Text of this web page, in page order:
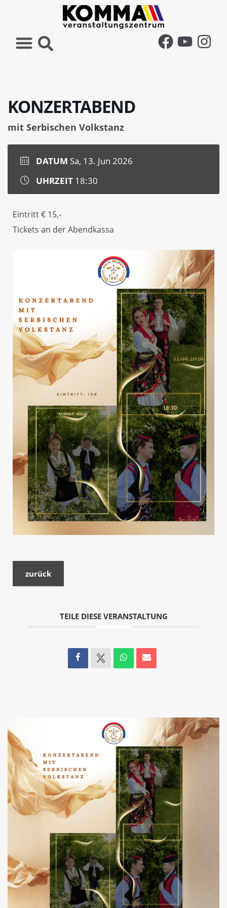
KONZERTABEND
mit Serbischen Volkstanz
DATUM Sa, 13. Jun 2026
UHRZEIT 18:30
Eintritt € 15,-
Tickets an der Abendkassa
zurück
TEILE DIESE VERANSTALTUNG